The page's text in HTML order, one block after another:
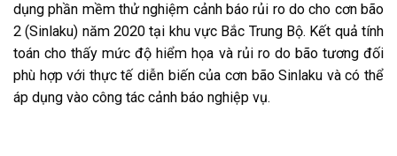
dụng phần mềm thử nghiệm cảnh báo rủi ro do cho cơn bão
2 (Sinlaku) năm 2020 tại khu vực Bắc Trung Bộ. Kết quả tính
toán cho thấy mức độ hiểm họa và rủi ro do bão tương đối
phù hợp với thực tế diễn biến của cơn bão Sinlaku và có thể
áp dụng vào công tác cảnh báo nghiệp vụ.